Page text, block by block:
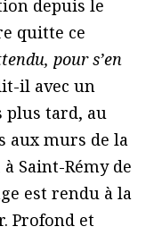
depuis le
quitte ce
pour s’en
il avec un
plus tard, au
aux murs de la
Saint-Rémy de
est rendu à la
Profond et